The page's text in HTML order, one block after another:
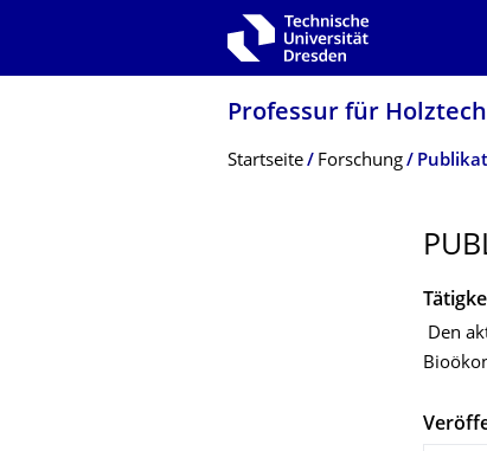
Zur Hauptnavigation springen
Professur für
Breadcrumb-Menü
Startseite Forschung
Den